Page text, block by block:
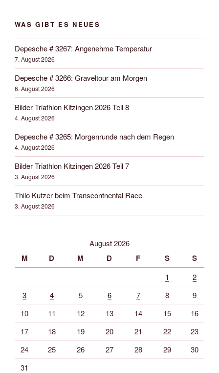
WAS GIBT ES NEUES
Depesche # 3267: Angenehme Temperatur
7. August 2026
Depesche # 3266: Graveltour am Morgen
6. August 2026
Bilder Triathlon Kitzingen 2026 Teil 8
4. August 2026
Depesche # 3265: Morgenrunde nach dem Regen
4. August 2026
Bilder Triathlon Kitzingen 2026 Teil 7
3. August 2026
Thilo Kutzer beim Transcontnental Race
3. August 2026
August 2026
M D M D F S S
1
2
3
4 5 6 7 8
9
10
11 12 13 14 15
16
17
18 19 20 21 22
23
24
25 26 27 28 29
30
31